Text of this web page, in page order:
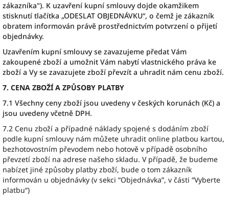
zákazníka"). K uzavření kupní smlouvy dojde okamžikem
stisknutí tlačítka „ODESLAT OBJEDNÁVKU“, o čemž je zákazník
obratem informován právě prostřednictvím potvrzení o přijetí
objednávky.
Uzavřením kupní smlouvy se zavazujeme předat Vám
zakoupené zboží a umožnit Vám nabytí vlastnického práva ke
zboží a Vy se zavazujete zboží převzít a uhradit nám cenu zboží.
7. CENA ZBOŽÍ A ZPŮSOBY PLATBY
7.1 Všechny ceny zboží jsou uvedeny v českých korunách (Kč) a
jsou uvedeny včetně DPH.
7.2 Cenu zboží a případné náklady spojené s dodáním zboží
podle kupní smlouvy nám můžete uhradit online platbou kartou,
bezhotovostním převodem nebo hotově v případě osobního
převzetí zboží na adrese našeho skladu. V případě, že budeme
nabízet jiné způsoby platby zboží, bude o tom zákazník
informován u objednávky (v sekci “Objednávka”, v části “Vyberte
platbu“)